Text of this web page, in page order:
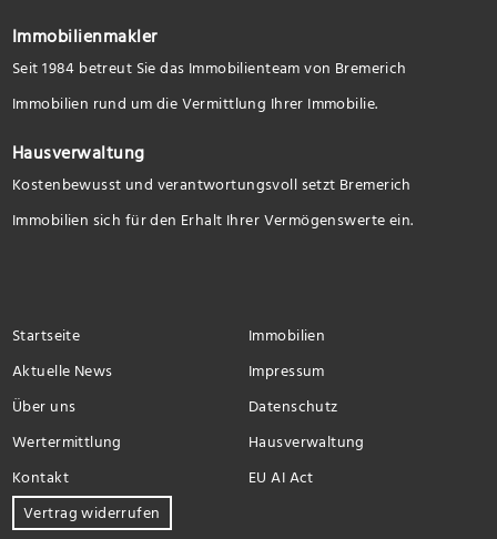
Immobilienmakler
Seit 1984 betreut Sie das Immobilienteam von Bremerich
Immobilien rund um die Vermittlung Ihrer Immobilie.
Hausverwaltung
Kostenbewusst und verantwortungsvoll setzt Bremerich
Immobilien sich für den Erhalt Ihrer Vermögenswerte ein.
Startseite
Immobilien
Aktuelle News
Impressum
Über uns
Datenschutz
Wertermittlung
Hausverwaltung
Kontakt
EU AI Act
Vertrag widerrufen